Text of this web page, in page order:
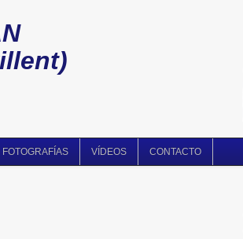
FOTOGRAFÍAS VÍDEOS CONTACTO